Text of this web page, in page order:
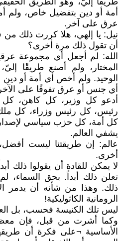
أمة أو دين بتفضيل خاص، ولم
عرق على آخر.
نيل: يا إلهي، هلا كررت ذلك
أن تقول ذلك مرة أخرى؟
الله: لم أجعل أي مجموعة
المختار، ولم أصنع طريقًا
الوحيد. ولم أخص أي أمة أو
أي جنس أو عرق تفوقًا على
أدعو كل وزير، كل كاهن،
رئيس، كل رئيس وزراء، كل
كل أمة، كل حزب سياسي
يشفي العالم.
عالم: إن طريقتنا ليست
أخرى.
لا يمكن للقادة أن يقولوا ذلك
تعلن ذلك أبداً. بحق السماء،
ذلك. وهذا من شأنه أن يدمر
الرومانية الكاثوليكية!
ليس تلك الكنيسة فحسب، بل
وكما أشرت من قبل، فإن معظم
الأساسية ¬على فكرة أن